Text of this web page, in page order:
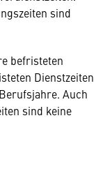
sind
befristeten
Dienstzeiten
Auch
sind keine